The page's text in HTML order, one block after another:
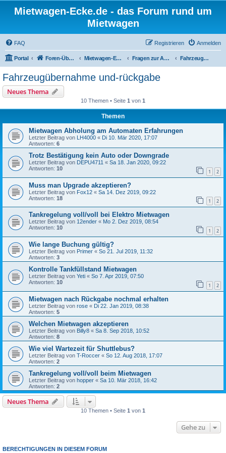
Mietwagen-Ecke.de - das Forum rund um
Mietwagen
FAQ Anmelden
Registrieren
Portal Foren-Übersicht Mietwagen-Ecke Fragen zur Anmietung Fahrzeugübernahme und-rückgabe
Fahrzeugübernahme und-rückgabe
Neues Thema
10 Themen • Seite 1 von 1
Themen
Mietwagen Abholung am Automaten Erfahrungen
Letzter Beitrag von LH4000 « Di 10. Mär 2020, 17:07
Antworten: 6
Trotz Bestätigung kein Auto oder Downgrade
Letzter Beitrag von DEPU4711 « Sa 18. Jan 2020, 09:22
Antworten: 10 1 2
Muss man Upgrade akzeptieren?
Letzter Beitrag von Fox12 « Sa 14. Dez 2019, 09:22
Antworten: 18 1 2
Tankregelung voll/voll bei Elektro Mietwagen
Letzter Beitrag von 12ender « Mo 2. Dez 2019, 08:54
Antworten: 10 1 2
Wie lange Buchung gültig?
Letzter Beitrag von Primer « So 21. Jul 2019, 11:32
Antworten: 3
Kontrolle Tankfüllstand Mietwagen
Letzter Beitrag von Yeti « So 7. Apr 2019, 07:50
Antworten: 10 1 2
Mietwagen nach Rückgabe nochmal erhalten
Letzter Beitrag von rose « Di 22. Jan 2019, 08:38
Antworten: 5
Welchen Mietwagen akzeptieren
Letzter Beitrag von Billy8 « Sa 8. Sep 2018, 10:52
Antworten: 8
Wie viel Wartezeit für Shuttlebus?
Letzter Beitrag von T-Roccer « So 12. Aug 2018, 17:07
Antworten: 2
Tankregelung voll/voll beim Mietwagen
Letzter Beitrag von hopper « Sa 10. Mär 2018, 16:42
Antworten: 2
Neues Thema
10 Themen • Seite 1 von 1
Gehe zu
BERECHTIGUNGEN IN DIESEM FORUM